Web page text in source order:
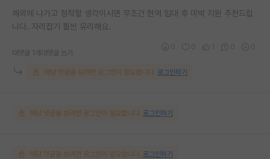
해외에 나가고 정착할 생각이시면 무조건 현역 입대 후 미박 지원 추천드립
니다. 자리잡기 훨씬 유리해요.
대댓글 1개 대댓글 쓰기
해당 댓글을 보려면 로그인이 필요합니다. 로그인하기
해당 댓글을 보려면 로그인이 필요합니다. 로그인하기
해당 댓글을 보려면 로그인이 필요합니다. 로그인하기